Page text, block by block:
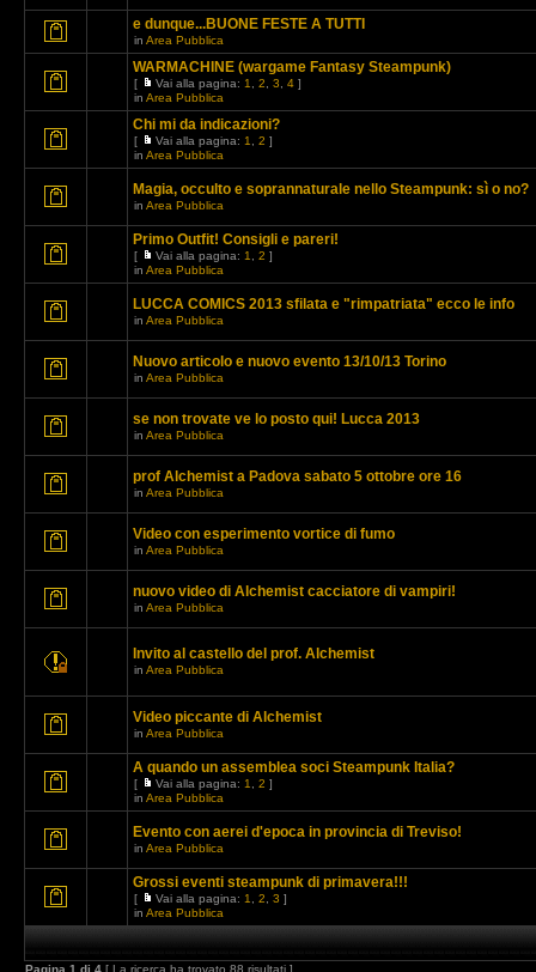
e dunque...BUONE FESTE A TUTTI
in Area Pubblica
WARMACHINE (wargame Fantasy Steampunk)
[ Vai alla pagina: 1 2 3 4 ]
in Area Pubblica
Chi mi da indicazioni?
[ Vai alla pagina: 1 2 ]
in Area Pubblica
Magia, occulto e soprannaturale nello Steampunk: sì o no?
in Area Pubblica
Primo Outfit! Consigli e pareri!
[ Vai alla pagina: 1 2 ]
in Area Pubblica
LUCCA COMICS 2013 sfilata e "rimpatriata" ecco le info
in Area Pubblica
Nuovo articolo e nuovo evento 13/10/13 Torino
in Area Pubblica
se non trovate ve lo posto qui! Lucca 2013
in Area Pubblica
prof Alchemist a Padova sabato 5 ottobre ore 16
in Area Pubblica
Video con esperimento vortice di fumo
in Area Pubblica
nuovo video di Alchemist cacciatore di vampiri!
in Area Pubblica
Invito al castello del prof. Alchemist
in Area Pubblica
Video piccante di Alchemist
in Area Pubblica
A quando un assemblea soci Steampunk Italia?
[ Vai alla pagina: 1 2 ]
in Area Pubblica
Evento con aerei d'epoca in provincia di Treviso!
in Area Pubblica
Grossi eventi steampunk di primavera!!!
[ Vai alla pagina: 1 2 3 ]
in Area Pubblica
Pagina 1 di 4 [ La ricerca ha trovato 88 risultati ]